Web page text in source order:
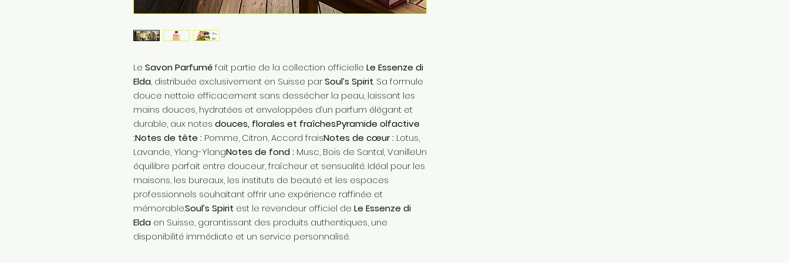
Le Savon Parfuméfait partie de la collection officielle Le Essenze di
Elda, distribuée exclusivement en Suisse parSoul’s Spirit. Sa formule
douce nettoie efficacement sans dessécher la peau, laissant les
mains douces, hydratées et enveloppées d’un parfum élégant et
durable, aux notes douces, florales et fraîches.Pyramide olfactive
:Notes de tête : Pomme, Citron, Accord fraisNotes de cœur : Lotus,
Lavande, Ylang-YlangNotes de fond : Musc, Bois de Santal, VanilleUn
équilibre parfait entre douceur, fraîcheur et sensualité. Idéal pour les
maisons, les bureaux, les instituts de beauté et les espaces
professionnels souhaitant offrir une expérience raffinée et
mémorable.Soul’s Spirit est le revendeur officiel de Le Essenze di
Elda en Suisse, garantissant des produits authentiques, une
disponibilité immédiate et un service personnalisé.